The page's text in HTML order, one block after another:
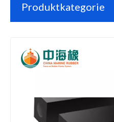
Produktkategorie